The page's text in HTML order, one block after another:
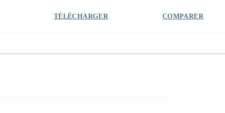
TÉLÉCHARGER COMPARER